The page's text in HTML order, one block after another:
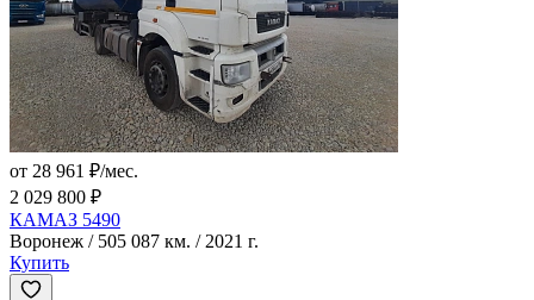
от 28 961 ₽/мес.
2 029 800 ₽
КАМАЗ 5490
Воронеж / 505 087 км. / 2021 г.
Купить